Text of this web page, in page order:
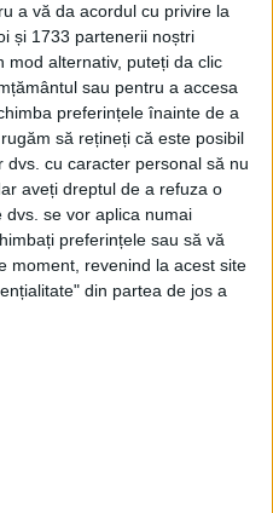
a vă da acordul cu privire la
și 1733 partenerii noștri
mod alternativ, puteți da clic
sau pentru a accesa
preferințele înainte de a
să rețineți că este posibil
cu caracter personal să nu
aveți dreptul de a refuza o
se vor aplica numai
preferințele sau să vă
moment, revenind la acest site
din partea de jos a